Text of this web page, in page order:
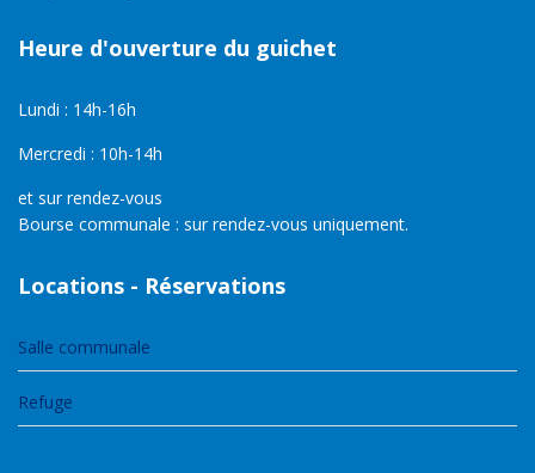
Heure d'ouverture du guichet
Lundi : 14h-16h
Mercredi : 10h-14h
et sur rendez-vous
Bourse communale : sur rendez-vous uniquement.
Locations - Réservations
Salle communale
Refuge